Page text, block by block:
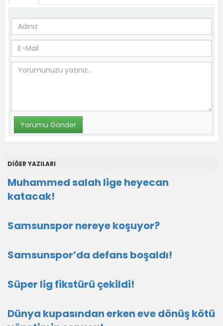
DİĞER YAZILARI
Muhammed salah lige heyecan
katacak!
Samsunspor nereye koşuyor?
Samsunspor’da defans boşaldı!
Süper lig fikstürü çekildi!
Dünya kupasından erken eve dönüş kötü